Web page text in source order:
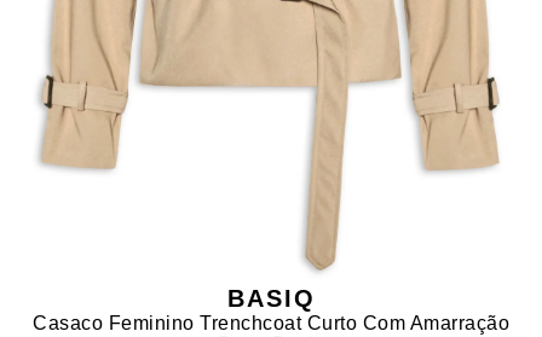
BASIQ
Casaco Feminino Trenchcoat Curto Com Amarração